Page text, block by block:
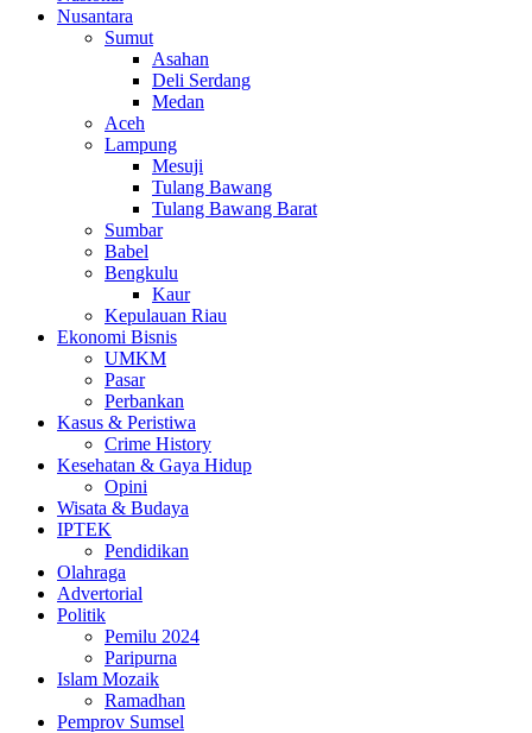
Nusantara
Sumut
Asahan
Deli Serdang
Medan
Aceh
Lampung
Mesuji
Tulang Bawang
Tulang Bawang Barat
Sumbar
Babel
Bengkulu
Kaur
Kepulauan Riau
Ekonomi Bisnis
UMKM
Pasar
Perbankan
Kasus & Peristiwa
Crime History
Kesehatan & Gaya Hidup
Opini
Wisata & Budaya
IPTEK
Pendidikan
Olahraga
Advertorial
Politik
Pemilu 2024
Paripurna
Islam Mozaik
Ramadhan
Pemprov Sumsel